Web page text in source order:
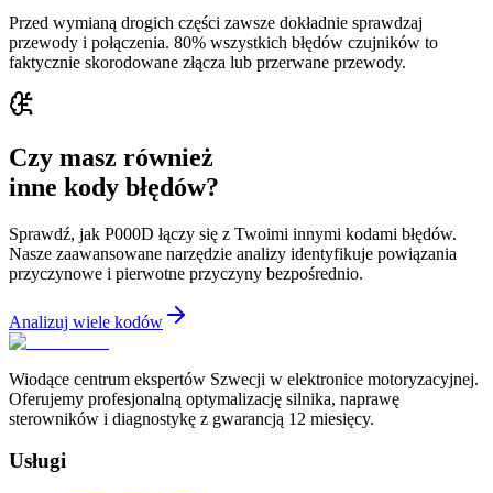
Przed wymianą drogich części zawsze dokładnie sprawdzaj
przewody i połączenia. 80% wszystkich błędów czujników to
faktycznie skorodowane złącza lub przerwane przewody.
Czy masz również
inne kody błędów?
Sprawdź, jak P000D łączy się z Twoimi innymi kodami błędów.
Nasze zaawansowane narzędzie analizy identyfikuje powiązania
przyczynowe i pierwotne przyczyny bezpośrednio.
Analizuj wiele kodów
Wiodące centrum ekspertów Szwecji w elektronice motoryzacyjnej.
Oferujemy profesjonalną optymalizację silnika, naprawę
sterowników i diagnostykę z gwarancją 12 miesięcy.
Usługi